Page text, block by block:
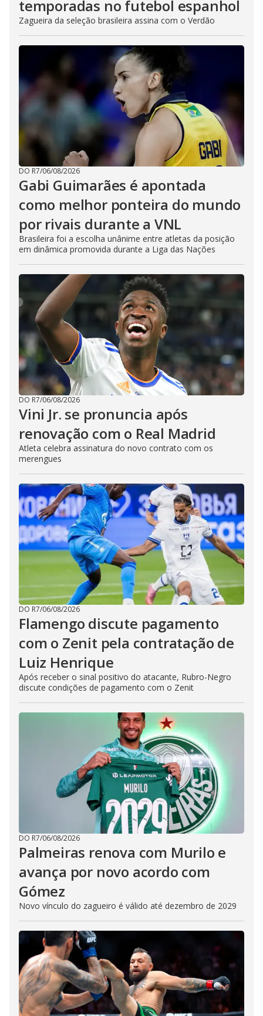
temporadas no futebol espanhol
Zagueira da seleção brasileira assina com o Verdão
DO R7/06/08/2026
Gabi Guimarães é apontada
como melhor ponteira do mundo
por rivais durante a VNL
Brasileira foi a escolha unânime entre atletas da posição
em dinâmica promovida durante a Liga das Nações
DO R7/06/08/2026
Vini Jr. se pronuncia após
renovação com o Real Madrid
Atleta celebra assinatura do novo contrato com os
merengues
DO R7/06/08/2026
Flamengo discute pagamento
com o Zenit pela contratação de
Luiz Henrique
Após receber o sinal positivo do atacante, Rubro-Negro
discute condições de pagamento com o Zenit
DO R7/06/08/2026
Palmeiras renova com Murilo e
avança por novo acordo com
Gómez
Novo vínculo do zagueiro é válido até dezembro de 2029